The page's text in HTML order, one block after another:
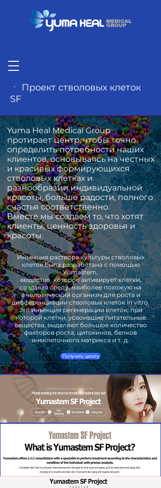
ㆍ Проект стволовых клеток
SF
Yuma Heal Medical Group
протирает центр, чтобы точно
определить потребности наших
клиентов, основываясь на честных
и красивых формирующихся
стволовых клетках и
разнообразии индивидуальной
красоты, больше радости, полного
счастья соответственно.
Вместе мы создаем то, что хотят
клиенты, ценность здоровья и
красоты.
Инъекция раствора культуры стволовых
клеток была разработана с помощью
Yumastem,
вещество, которое активирует клетки,
создавая среду, наиболее похожую на
в человеческий организм для роста и
дифференциации стволовых клеток in vitro.
Это инъекция регенерации клеток, при
которой клетки, усвоившие питательные
вещества, выделяют большое количество
факторов роста, цитокинов, белков
внеклеточного матрикса и т. д.
Получить цитату